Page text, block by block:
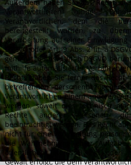
Außerdem haben Sie das Recht,
Verantwortlichen ohne
Verantwortlichen, dem die
bereitgestellt wurden, zu
Verarbeitung auf einer
DSGVO oder Art. 9 Abs. 2 lit. a
gem. Art. 6 Abs. 1 lit. b DSGVO
mithilfe automatisierter Verfahren
Rechts haben Sie ferner das
betreffenden
Verantwortlichen einem anderen
werden, soweit dies technisch
Rechte anderer Personen
beeinträchtigt werden. Das Recht
nicht für eine Verarbeitung
die Wahrnehmung einer
öffentlichen Interesse liegt oder
Gewalt erfolgt, die dem